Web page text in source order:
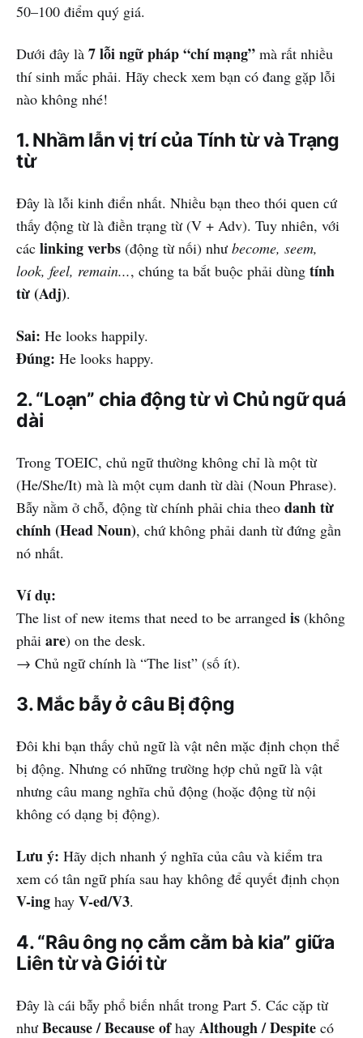
50–100 điểm quý giá.
Dưới đây là 7 lỗi ngữ pháp “chí mạng” mà rất nhiều
thí sinh mắc phải. Hãy check xem bạn có đang gặp lỗi
nào không nhé!
1. Nhầm lẫn vị trí của Tính từ và Trạng
từ
Đây là lỗi kinh điển nhất. Nhiều bạn theo thói quen cứ
thấy động từ là điền trạng từ (V + Adv). Tuy nhiên, với
các linking verbs (động từ nối) nhưbecome, seem,
look, feel, remain..., chúng ta bắt buộc phải dùng tính
từ (Adj).
Sai: He looks happily.
Đúng: He looks happy.
2. “Loạn” chia động từ vì Chủ ngữ quá
dài
Trong TOEIC, chủ ngữ thường không chỉ là một từ
(He/She/It) mà là một cụm danh từ dài (Noun Phrase).
Bẫy nằm ở chỗ, động từ chính phải chia theo danh từ
chính (Head Noun), chứ không phải danh từ đứng gần
nó nhất.
Ví dụ:
The list of new items that need to be arranged is (không
phải are) on the desk.
→ Chủ ngữ chính là “The list” (số ít).
3. Mắc bẫy ở câu Bị động
Đôi khi bạn thấy chủ ngữ là vật nên mặc định chọn thể
bị động. Nhưng có những trường hợp chủ ngữ là vật
nhưng câu mang nghĩa chủ động (hoặc động từ nội
không có dạng bị động).
Lưu ý: Hãy dịch nhanh ý nghĩa của câu và kiểm tra
xem có tân ngữ phía sau hay không để quyết định chọn
V-ing hay V-ed/V3.
4. “Râu ông nọ cắm cằm bà kia” giữa
Liên từ và Giới từ
Đây là cái bẫy phổ biến nhất trong Part 5. Các cặp từ
nhưBecause / Because ofhay Although / Despite có